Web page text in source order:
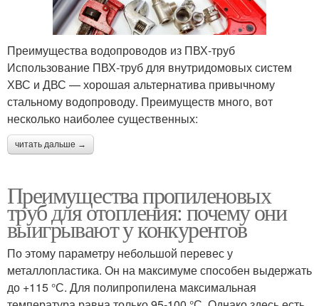
Преимущества водопроводов из ПВХ-труб
Использование ПВХ-труб для внутридомовых систем
ХВС и ДВС — хорошая альтернатива привычному
стальному водопроводу. Преимуществ много, вот
несколько наиболее существенных:
читать дальше →
Преимущества пропиленовых
труб для отопления: почему они
выигрывают у конкурентов
По этому параметру небольшой перевес у
металлопластика. Он на максимуме способен выдержать
до +115 °С. Для полипропилена максимальная